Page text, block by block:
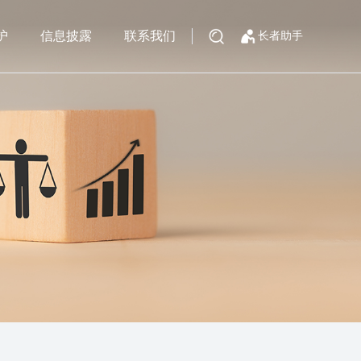
长者助手
信息披露 联系我们